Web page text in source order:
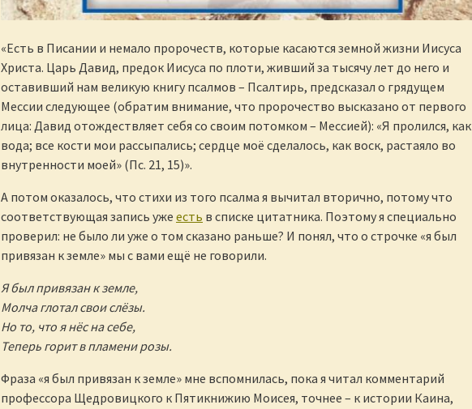
«Есть в Писании и немало пророчеств, которые касаются земной жизни Иисуса
Христа. Царь Давид, предок Иисуса по плоти, живший за тысячу лет до него и
оставивший нам великую книгу псалмов – Псалтирь, предсказал о грядущем
Мессии следующее (обратим внимание, что пророчество высказано от первого
лица: Давид отождествляет себя со своим потомком – Мессией): «Я пролился, как
вода; все кости мои рассыпались; сердце моё сделалось, как воск, растаяло во
внутренности моей» (Пс. 21, 15)».
А потом оказалось, что стихи из того псалма я вычитал вторично, потому что
соответствующая запись уже есть в списке цитатника. Поэтому я специально
проверил: не было ли уже о том сказано раньше? И понял, что о строчке «я был
привязан к земле» мы с вами ещё не говорили.
Я был привязан к земле,
Молча глотал свои слёзы.
Но то, что я нёс на себе,
Теперь горит в пламени розы.
Фраза «я был привязан к земле» мне вспомнилась, пока я читал комментарий
профессора Щедровицкого к Пятикнижию Моисея, точнее – к истории Каина,